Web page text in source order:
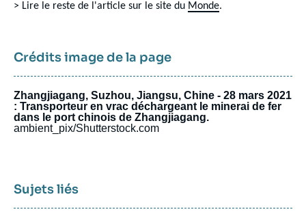
> Lire le reste de l'article sur le site du Monde.
Crédits image de la page
Zhangjiagang, Suzhou, Jiangsu, Chine - 28 mars 2021
: Transporteur en vrac déchargeant le minerai de fer
dans le port chinois de Zhangjiagang.
ambient_pix/Shutterstock.com
Sujets liés